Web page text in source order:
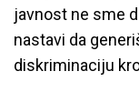
javnost ne sme
nastavi da
diskriminaciju